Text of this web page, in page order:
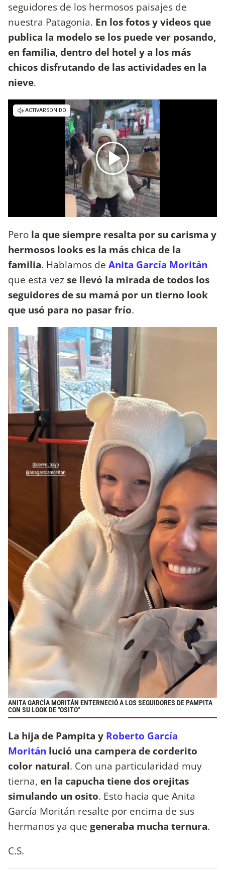
seguidores de los hermosos paisajes de
nuestra Patagonia. En los fotos y videos que
publica la modelo se los puede ver posando,
en familia, dentro del hotel y a los más
chicos disfrutando de las actividades en la
nieve.
Pero la que siempre resalta por su carisma y
hermosos looks es la más chica de la
familia. Hablamos de Anita García Moritán
que esta vezse llevó la mirada de todos los
seguidores de su mamá por un tierno look
que usó para no pasar frío.
ANITA GARCÍA MORITÁN ENTERNECIÓ A LOS SEGUIDORES DE PAMPITA
CON SU LOOK DE "OSITO"
La hija de Pampita y Roberto García
Moritán lució una campera de corderito
color natural. Con una particularidad muy
tierna, en la capucha tiene dos orejitas
simulando un osito. Esto hacia que Anita
García Moritán resalte por encima de sus
hermanos ya que generaba mucha ternura.
C.S.